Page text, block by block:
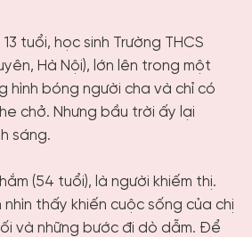
13 tuổi, học sinh Trường THCS
Hà Nội), lớn lên trong một
hình bóng người cha và chỉ có
chở. Nhưng bầu trời ấy lại
sáng.
(54 tuổi), là người khiếm thị.
thấy khiến cuộc sống của chị
và những bước đi dò dẫm. Để